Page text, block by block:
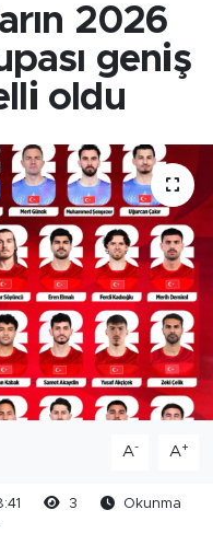
2026
geniş
oldu
A- A+
3
Okunma